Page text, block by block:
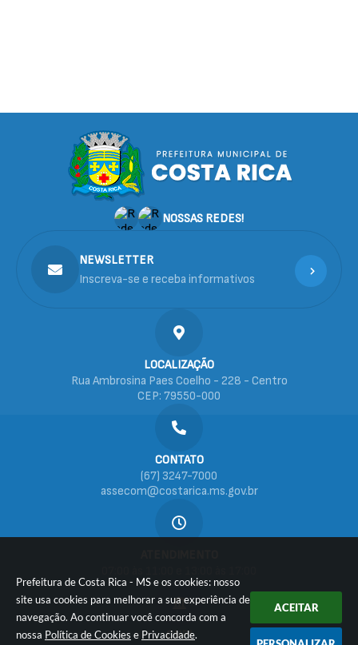
Prefeitura de Costa Rica - MS e os cookies: nosso
site usa cookies para melhorar a sua experiência de
navegação. Ao continuar você concorda com a
nossa Política de Cookies e Privacidade.
ACEITAR
NOSSAS REDES!
LOCALIZAÇÃO
Rua Ambrosina Paes Coelho - 228 - Centro
CEP: 79550-000
CONTATO
(67) 3247-7000
assecom@costarica.ms.gov.br
CNPJ
NEWSLETTER
Inscreva-se e receba informativos